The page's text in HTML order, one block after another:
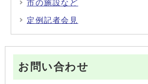
市の施設など
定例記者会見
お問い合わせ